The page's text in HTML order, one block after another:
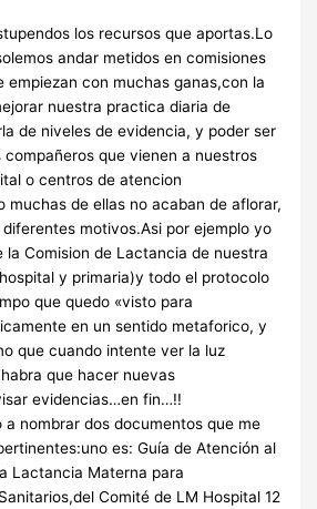
los recursos que aportas.Lo
andar metidos en comisiones
empiezan con muchas ganas,con la
nuestra practica diaria de
de niveles de evidencia, y poder ser
compañeros que vienen a nuestros
o centros de atencion
muchas de ellas no acaban de aflorar,
motivos.Asi por ejemplo yo
la Comision de Lactancia de nuestra
y primaria)y todo el protocolo
que quedo «visto para
en un sentido metaforico, y
que cuando intente ver la luz
que hacer nuevas
evidencias…en fin…!!
a nombrar dos documentos que me
es: Guía de Atención al
Lactancia Materna para
Comité de LM Hospital 12